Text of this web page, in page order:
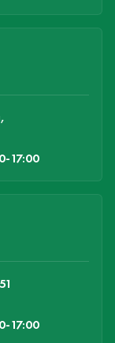
17:00
17:00